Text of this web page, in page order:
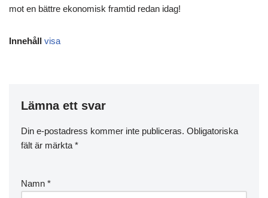
mot en bättre ekonomisk framtid redan idag!
Innehåll visa
Lämna ett svar
Din e-postadress kommer inte publiceras. Obligatoriska
fält är märkta *
Namn *